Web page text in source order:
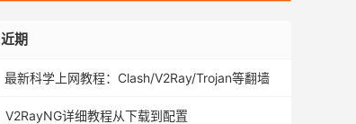
近期
最新科学上网教程：Clash/V2Ray/Trojan等翻墙
V2RayNG详细教程从下载到配置